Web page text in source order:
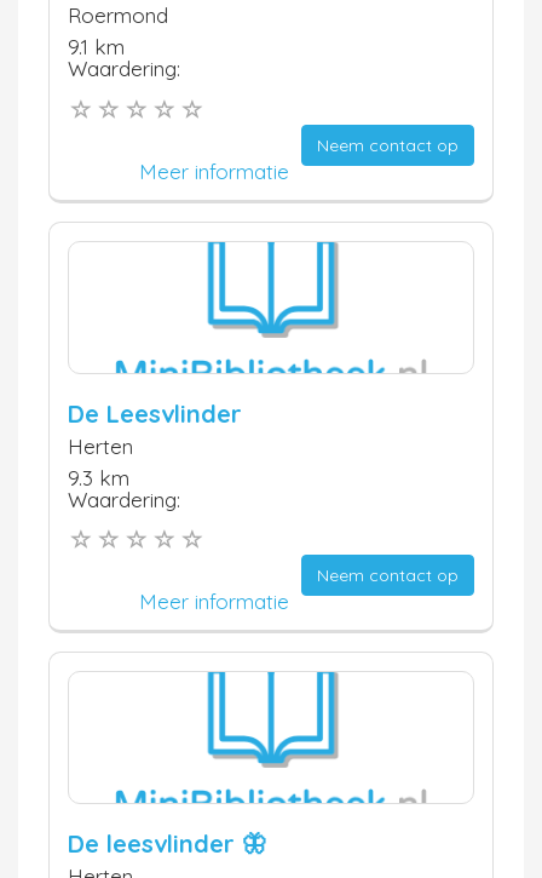
Roermond
9.1 km
Waardering:
Neem contact op
Meer informatie
De Leesvlinder
Herten
9.3 km
Waardering:
Neem contact op
Meer informatie
De leesvlinder 🦋